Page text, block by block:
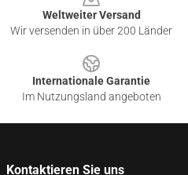
Weltweiter Versand
Wir versenden in über 200 Länder
Internationale Garantie
Im Nutzungsland angeboten
Kontaktieren Sie uns